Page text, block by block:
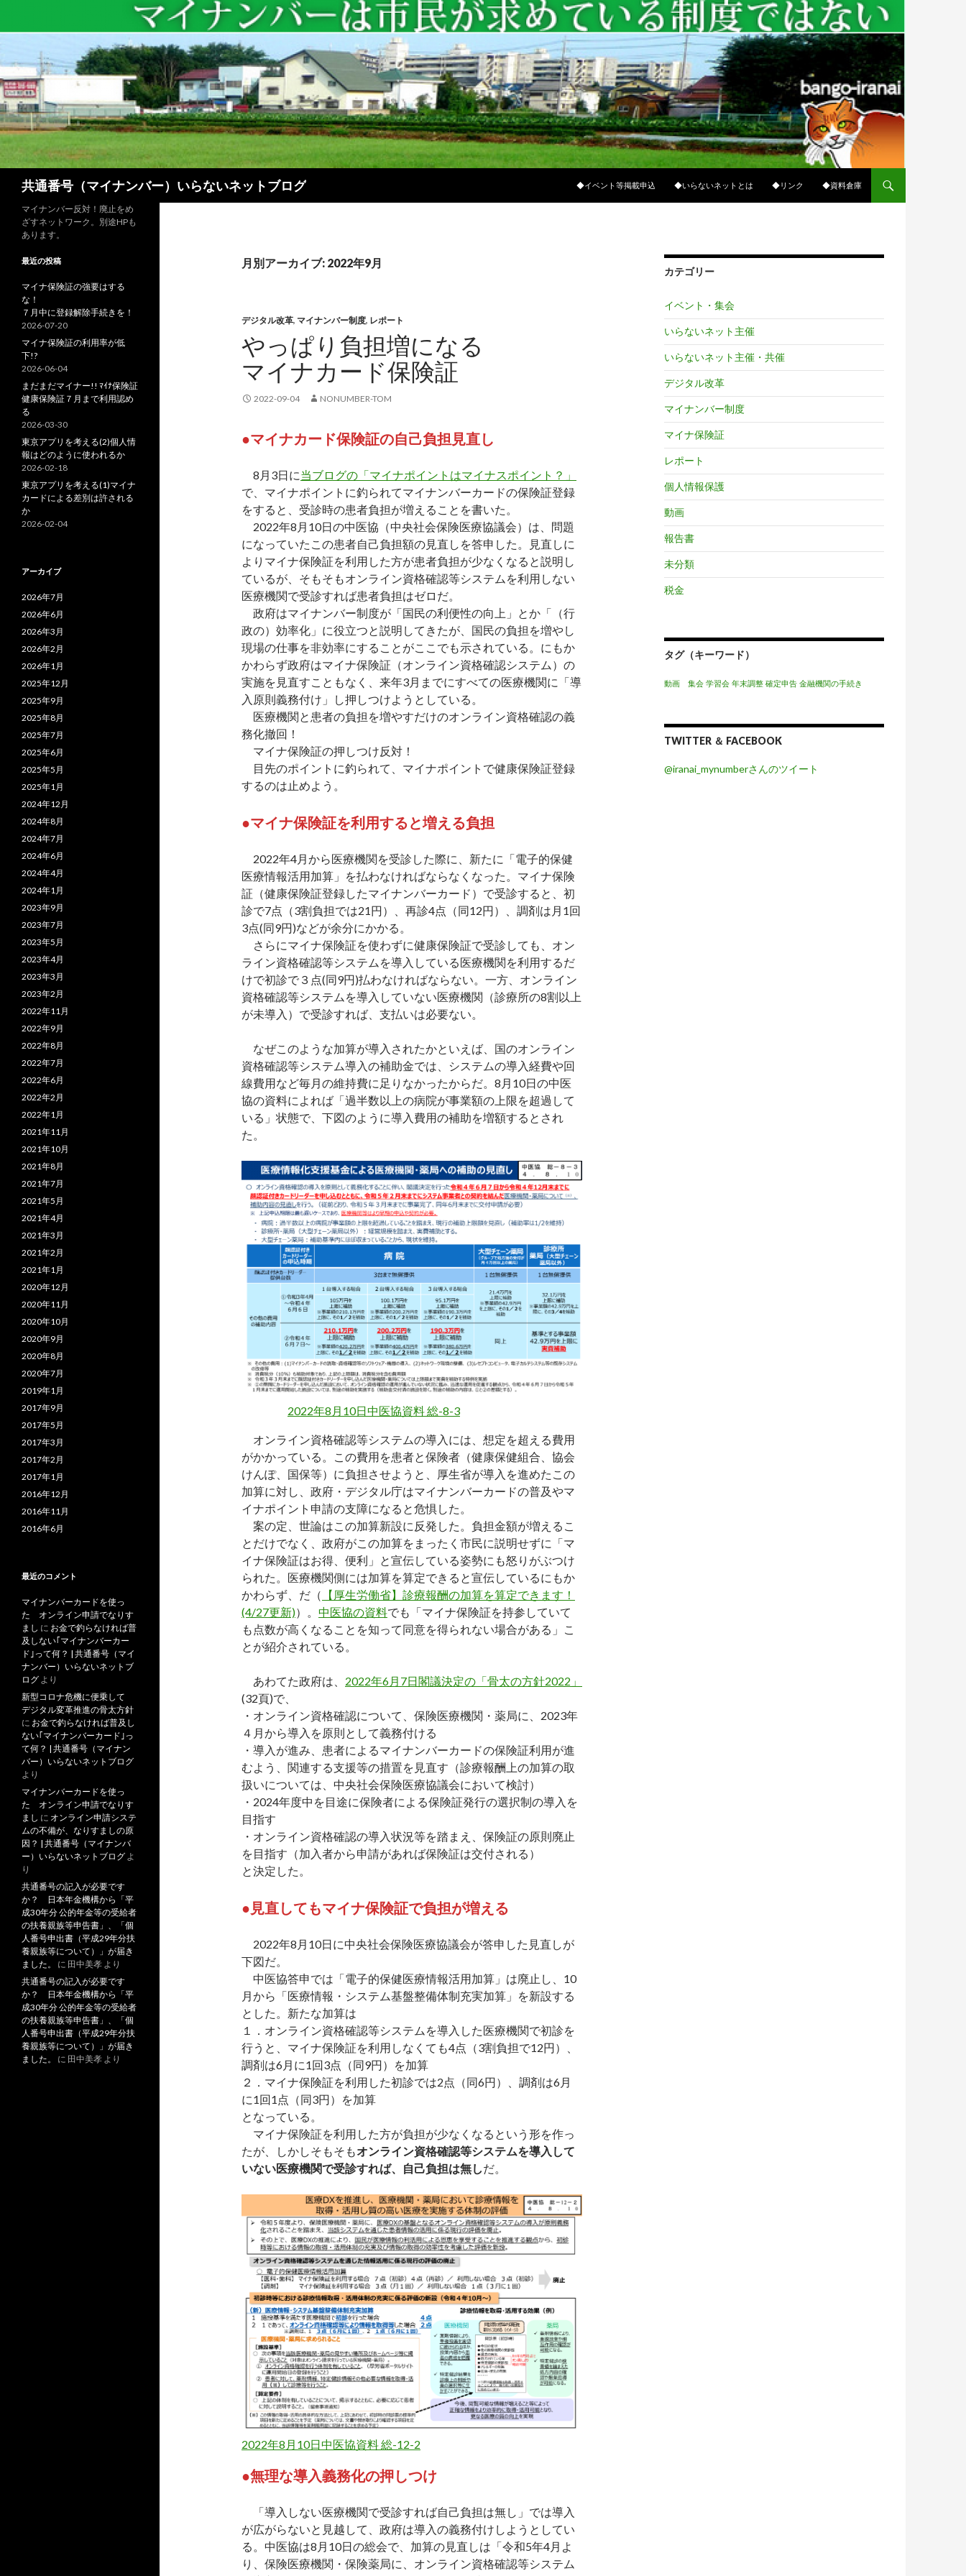
共通番号（マイナンバー）いらないネットブログ
◆イベント等掲載申込
◆いらないネットとは ◆リンク ◆資料倉庫
月別アーカイブ: 2022年9月
デジタル改革, マイナンバー制度, レポート
やっぱり負担増になる
マイナカード保険証
2022-09-04 NONUMBER-TOM
●マイナカード保険証の自己負担見直し
8月3日に当ブログの「マイナポイントはマイナスポイント？」
で、マイナポイントに釣られてマイナンバーカードの保険証登録
をすると、受診時の患者負担が増えることを書いた。
2022年8月10日の中医協（中央社会保険医療協議会）は、問題
になっていたこの患者自己負担額の見直しを答申した。見直しに
よりマイナ保険証を利用した方が患者負担が少なくなると説明し
ているが、そもそもオンライン資格確認等システムを利用しない
医療機関で受診すれば患者負担はゼロだ。
政府はマイナンバー制度が「国民の利便性の向上」とか「（行
政の）効率化」に役立つと説明してきたが、国民の負担を増やし
現場の仕事を非効率にすることがここでも示されている。にもか
かわらず政府はマイナ保険証（オンライン資格確認システム）の
実施を見直すこともなく、来年3月までにすべての医療機関に「導
入原則義務付け」し押しつけようとしている。
医療機関と患者の負担を増やすだけのオンライン資格確認の義
務化撤回！
マイナ保険証の押しつけ反対！
目先のポイントに釣られて、マイナポイントで健康保険証登録
するのは止めよう。
●マイナ保険証を利用すると増える負担
2022年4月から医療機関を受診した際に、新たに「電子的保健
医療情報活用加算」を払わなければならなくなった。マイナ保険
証（健康保険証登録したマイナンバーカード）で受診すると、初
診で7点（3割負担では21円）、再診4点（同12円）、調剤は月1回
3点(同9円)などが余分にかかる。
さらにマイナ保険証を使わずに健康保険証で受診しても、オン
ライン資格確認等システムを導入している医療機関を利用するだ
けで初診で３点(同9円)払わなければならない。一方、オンライン
資格確認等システムを導入していない医療機関（診療所の8割以上
が未導入）で受診すれば、支払いは必要ない。
なぜこのような加算が導入されたかといえば、国のオンライン
資格確認等システム導入の補助金では、システムの導入経費や回
線費用など毎月の維持費に足りなかったからだ。8月10日の中医
協の資料によれば「過半数以上の病院が事業額の上限を超過して
いる」状態で、下図のように導入費用の補助を増額するとされ
た。
2022年8月10日中医協資料 総-8-3
オンライン資格確認等システムの導入には、想定を超える費用
がかかっている。この費用を患者と保険者（健康保健組合、協会
けんぽ、国保等）に負担させようと、厚生省が導入を進めたこの
加算に対し、政府・デジタル庁はマイナンバーカードの普及やマ
イナポイント申請の支障になると危惧した。
案の定、世論はこの加算新設に反発した。負担金額が増えるこ
とだけでなく、政府がこの加算をまったく市民に説明せずに「マ
イナ保険証はお得、便利」と宣伝している姿勢にも怒りがぶつけ
られた。医療機関側には加算を算定できると宣伝しているにもか
かわらず、だ（
【厚生労働省】診療報酬の加算を算定できます！
(4/27更新)）。 中医協の資料でも「マイナ保険証を持参していて
も点数が高くなることを知って同意を得られない場合がある」こ
とが紹介されている。
あわてた政府は、 2022年6月7日閣議決定の「骨太の方針2022」
(32頁)で、
・オンライン資格確認について、保険医療機関・薬局に、2023年
４月から導入を原則として義務付ける
・導入が進み、患者によるマイナンバーカードの保険証利用が進
むよう、関連する支援等の措置を見直す（診療報酬上の加算の取
扱いについては、中央社会保険医療協議会において検討）
・2024年度中を目途に保険者による保険証発行の選択制の導入を
目指す
・オンライン資格確認の導入状況等を踏まえ、保険証の原則廃止
を目指す（加入者から申請があれば保険証は交付される）
と決定した。
●見直してもマイナ保険証で負担が増える
2022年8月10日に中央社会保険医療協議会が答申した見直しが
下図だ。
中医協答申では「電子的保健医療情報活用加算」は廃止し、10
月から「医療情報・システム基盤整備体制充実加算」を新設する
とした。新たな加算は
１．オンライン資格確認等システムを導入した医療機関で初診を
行うと、マイナ保険証を利用しなくても4点（3割負担で12円）、
調剤は6月に1回3点（同9円）を加算
２．マイナ保険証を利用した初診では2点（同6円）、調剤は6月
に1回1点（同3円）を加算
となっている。
マイナ保険証を利用した方が負担が少なくなるという形を作っ
たが、しかしそもそもオンライン資格確認等システムを導入して
いない医療機関で受診すれば、自己負担は無しだ。
2022年8月10日中医協資料 総-12-2
●無理な導入義務化の押しつけ
「導入しない医療機関で受診すれば自己負担は無し」では導入
が広がらないと見越して、政府は導入の義務付けしようとしてい
る。中医協は8月10日の総会で、加算の見直しは「令和5年4月よ
り、保険医療機関・保険薬局に、オンライン資格確認等システム
カテゴリー
イベント・集会
いらないネット主催
いらないネット主催・共催
デジタル改革
マイナンバー制度
マイナ保険証
レポート
個人情報保護
動画
報告書
未分類
税金
タグ（キーワード）
動画 集会 学習会 年末調整 確定申告 金融機関の手続き
TWITTER ＆ FACEBOOK
@iranai_mynumberさんのツイート
マイナンバー反対！廃止をめ
ざすネットワーク。別途HPも
あります。
最近の投稿
マイナ保険証の強要はする
な！
７月中に登録解除手続きを！
2026-07-20
マイナ保険証の利用率が低
下!?
2026-06-04
まだまだマイナー!! ﾏｲﾅ保険証
健康保険証７月まで利用認め
る
2026-03-30
東京アプリを考える(2)個人情
報はどのように使われるか
2026-02-18
東京アプリを考える(1)マイナ
カードによる差別は許される
か
2026-02-04
アーカイブ
2026年7月
2026年6月
2026年3月
2026年2月
2026年1月
2025年12月
2025年9月
2025年8月
2025年7月
2025年6月
2025年5月
2025年1月
2024年12月
2024年8月
2024年7月
2024年6月
2024年4月
2024年1月
2023年9月
2023年7月
2023年5月
2023年4月
2023年3月
2023年2月
2022年11月
2022年9月
2022年8月
2022年7月
2022年6月
2022年2月
2022年1月
2021年11月
2021年10月
2021年8月
2021年7月
2021年5月
2021年4月
2021年3月
2021年2月
2021年1月
2020年12月
2020年11月
2020年10月
2020年9月
2020年8月
2020年7月
2019年1月
2017年9月
2017年5月
2017年3月
2017年2月
2017年1月
2016年12月
2016年11月
2016年6月
最近のコメント
マイナンバーカードを使っ
た オンライン申請でなりす
まし に お金で釣らなければ普
及しない｢マイナンバーカー
ド｣って何？ | 共通番号（マイ
ナンバー）いらないネットブ
ログ より
新型コロナ危機に便乗して
デジタル変革推進の骨太方針
に お金で釣らなければ普及し
ない｢マイナンバーカード｣っ
て何？ | 共通番号（マイナン
バー）いらないネットブログ
より
マイナンバーカードを使っ
た オンライン申請でなりす
まし に オンライン申請システ
ムの不備が、なりすましの原
因？ | 共通番号（マイナンバ
ー）いらないネットブログ よ
り
共通番号の記入が必要です
か？ 日本年金機構から「平
成30年分 公的年金等の受給者
の扶養親族等申告書」、「個
人番号申出書（平成29年分扶
養親族等について）」が届き
ました。
に 田中美孝 より
共通番号の記入が必要です
か？ 日本年金機構から「平
成30年分 公的年金等の受給者
の扶養親族等申告書」、「個
人番号申出書（平成29年分扶
養親族等について）」が届き
ました。
に 田中美孝 より